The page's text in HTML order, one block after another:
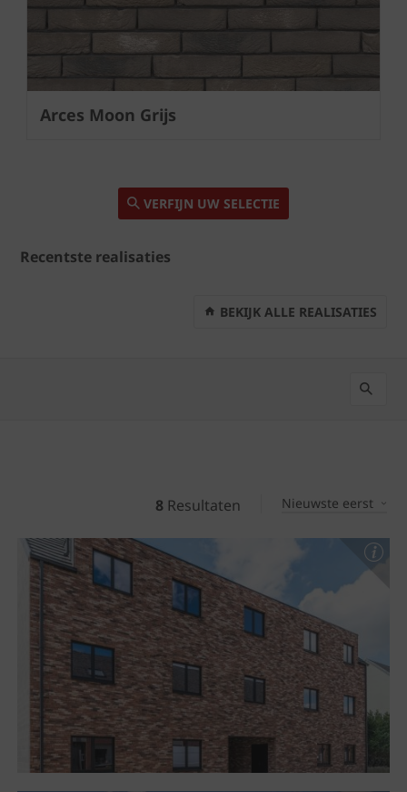
Arces Moon Grijs
VERFIJN UW SELECTIE
Recentste realisaties
BEKIJK ALLE REALISATIES
8 Resultaten Nieuwste eerst